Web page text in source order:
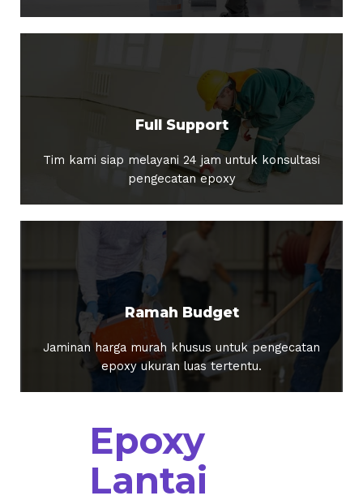
Full Support
Tim kami siap melayani 24 jam untuk konsultasi
pengecatan epoxy
Ramah Budget
Jaminan harga murah khusus untuk pengecatan
epoxy ukuran luas tertentu.
Epoxy
Lantai